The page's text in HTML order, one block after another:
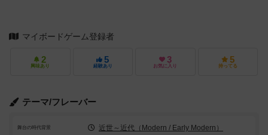
マイボードゲーム登録者
2
興味あり
5
経験あり
3
お気に入り
5
持ってる
テーマ/フレーバー
舞台の時代背景 近世～近代（Modern / Early Modern）